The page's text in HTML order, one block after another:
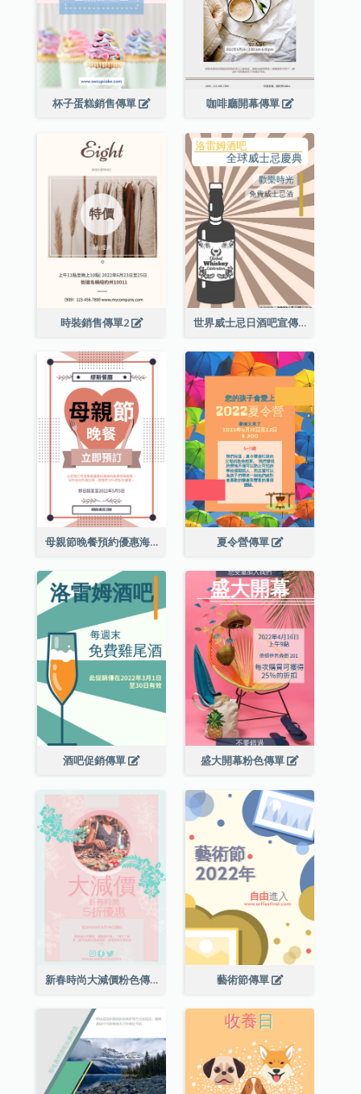
杯子蛋糕銷售傳單 咖啡廳開幕傳單
時裝銷售傳單2 世界威士忌日酒吧宣傳傳單
母親節晚餐預約優惠海報 夏令營傳單
酒吧促銷傳單 盛大開幕粉色傳單
新春時尚大減價粉色傳單 藝術節傳單